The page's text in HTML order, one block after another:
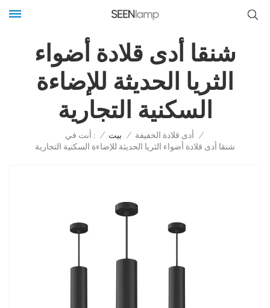
شنقا أدى قلادة أضواء
الثريا الحديثة للإضاءة
السكنية التجارية
أنت في : / بيت / أدى قلادة الخفيفة /
شنقا أدى قلادة أضواء الثريا الحديثة للإضاءة السكنية التجارية